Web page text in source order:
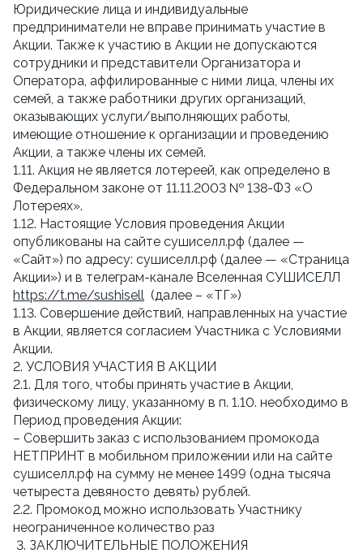
Юридические лица и индивидуальные
предприниматели не вправе принимать участие в
Акции. Также к участию в Акции не допускаются
сотрудники и представители Организатора и
Оператора, аффилированные с ними лица, члены их
семей, а также работники других организаций,
оказывающих услуги/выполняющих работы,
имеющие отношение к организации и проведению
Акции, а также члены их семей.
1.11. Акция не является лотереей, как определено в
Федеральном законе от 11.11.2003 № 138-ФЗ «О
Лотереях».
1.12. Настоящие Условия проведения Акции
опубликованы на сайте сушиселл.рф (далее —
«Сайт») по адресу: сушиселл.рф (далее — «Страница
Акции») и в телеграм-канале Вселенная СУШИСЕЛЛ
https://t.me/sushisell (далее – «ТГ»)
1.13. Совершение действий, направленных на участие
в Акции, является согласием Участника с Условиями
Акции.
2. УСЛОВИЯ УЧАСТИЯ В АКЦИИ
2.1. Для того, чтобы принять участие в Акции,
физическому лицу, указанному в п. 1.10. необходимо в
Период проведения Акции:
– Совершить заказ с использованием промокода
НЕТПРИНТ в мобильном приложении или на сайте
сушиселл.рф на сумму не менее 1499 (одна тысяча
четыреста девяносто девять) рублей.
2.2. Промокод можно использовать Участнику
неограниченное количество раз
3. ЗАКЛЮЧИТЕЛЬНЫЕ ПОЛОЖЕНИЯ